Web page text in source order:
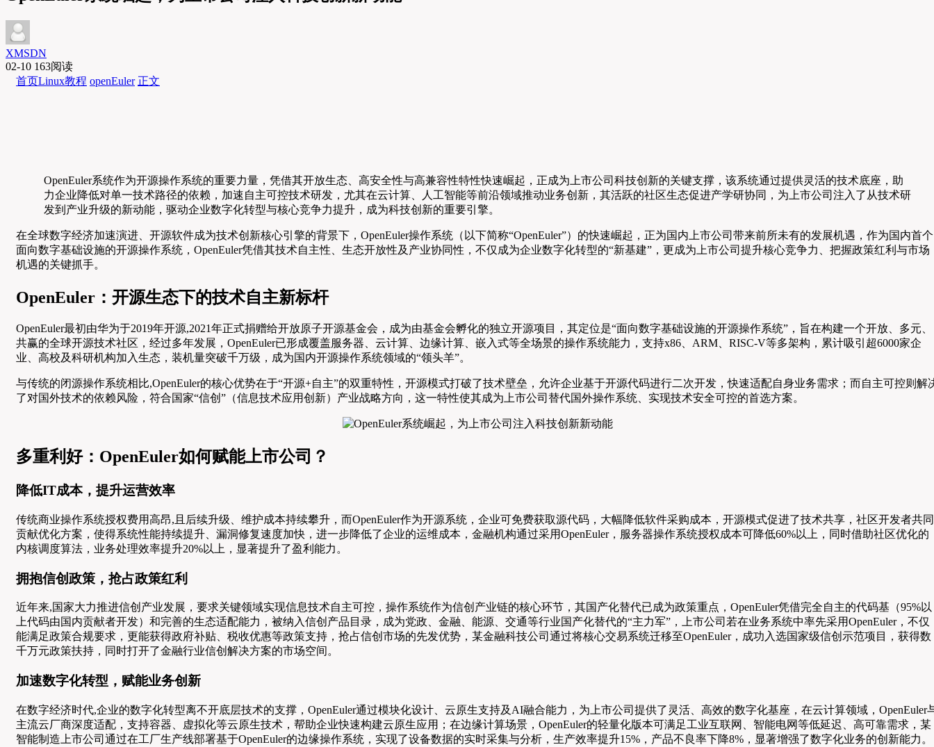
XMSDN
02-10 163阅读
首页Linux教程 openEuler 正文
OpenEuler系统作为开源操作系统的重要力量，凭借其开放生态、高安全性与高兼容性特性快速崛起，正成为上市公司科技创新的关键支撑，该系统通过提供灵活的技术底座，助
力企业降低对单一技术路径的依赖，加速自主可控技术研发，尤其在云计算、人工智能等前沿领域推动业务创新，其活跃的社区生态促进产学研协同，为上市公司注入了从技术研
发到产业升级的新动能，驱动企业数字化转型与核心竞争力提升，成为科技创新的重要引擎。
在全球数字经济加速演进、开源软件成为技术创新核心引擎的背景下，OpenEuler操作系统（以下简称“OpenEuler”）的快速崛起，正为国内上市公司带来前所未有的发展机遇，作为国内首个
面向数字基础设施的开源操作系统，OpenEuler凭借其技术自主性、生态开放性及产业协同性，不仅成为企业数字化转型的“新基建”，更成为上市公司提升核心竞争力、把握政策红利与市场
机遇的关键抓手。
OpenEuler：开源生态下的技术自主新标杆
OpenEuler最初由华为于2019年开源,2021年正式捐赠给开放原子开源基金会，成为由基金会孵化的独立开源项目，其定位是“面向数字基础设施的开源操作系统”，旨在构建一个开放、多元、
共赢的全球开源技术社区，经过多年发展，OpenEuler已形成覆盖服务器、云计算、边缘计算、嵌入式等全场景的操作系统能力，支持x86、ARM、RISC-V等多架构，累计吸引超6000家企
业、高校及科研机构加入生态，装机量突破千万级，成为国内开源操作系统领域的“领头羊”。
与传统的闭源操作系统相比,OpenEuler的核心优势在于“开源+自主”的双重特性，开源模式打破了技术壁垒，允许企业基于开源代码进行二次开发，快速适配自身业务需求；而自主可控则解
了对国外技术的依赖风险，符合国家“信创”（信息技术应用创新）产业战略方向，这一特性使其成为上市公司替代国外操作系统、实现技术安全可控的首选方案。
多重利好：OpenEuler如何赋能上市公司？
降低IT成本，提升运营效率
传统商业操作系统授权费用高昂,且后续升级、维护成本持续攀升，而OpenEuler作为开源系统，企业可免费获取源代码，大幅降低软件采购成本，开源模式促进了技术共享，社区开发者共同
贡献优化方案，使得系统性能持续提升、漏洞修复速度加快，进一步降低了企业的运维成本，金融机构通过采用OpenEuler，服务器操作系统授权成本可降低60%以上，同时借助社区优化的
内核调度算法，业务处理效率提升20%以上，显著提升了盈利能力。
拥抱信创政策，抢占政策红利
近年来,国家大力推进信创产业发展，要求关键领域实现信息技术自主可控，操作系统作为信创产业链的核心环节，其国产化替代已成为政策重点，OpenEuler凭借完全自主的代码基（95%以
上代码由国内贡献者开发）和完善的生态适配能力，被纳入信创产品目录，成为党政、金融、能源、交通等行业国产化替代的“主力军”，上市公司若在业务系统中率先采用OpenEuler，不仅
能满足政策合规要求，更能获得政府补贴、税收优惠等政策支持，抢占信创市场的先发优势，某金融科技公司通过将核心交易系统迁移至OpenEuler，成功入选国家级信创示范项目，获得数
千万元政策扶持，同时打开了金融行业信创解决方案的市场空间。
加速数字化转型，赋能业务创新
在数字经济时代,企业的数字化转型离不开底层技术的支撑，OpenEuler通过模块化设计、云原生支持及AI融合能力，为上市公司提供了灵活、高效的数字化基座，在云计算领域，OpenEuler
主流云厂商深度适配，支持容器、虚拟化等云原生技术，帮助企业快速构建云原生应用；在边缘计算场景，OpenEuler的轻量化版本可满足工业互联网、智能电网等低延迟、高可靠需求，某
智能制造上市公司通过在工厂生产线部署基于OpenEuler的边缘操作系统，实现了设备数据的实时采集与分析，生产效率提升15%，产品不良率下降8%，显著增强了数字化业务的创新能力。